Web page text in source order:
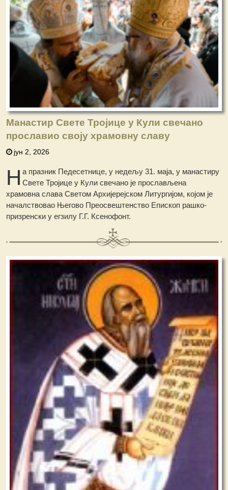
Манастир Свете Тројице у Кули свечано
прославио своју храмовну славу
јун 2, 2026
Н а празник Педесетнице, у недељу 31. маја, у манастиру
Свете Тројице у Кули свечано је прослављена
храмовна слава Светом Архијерејском Литургијом, којом је
началствовао Његово Преосвештенство Епископ рашко-
призренски у егзилу Г.Г. Ксенофонт.